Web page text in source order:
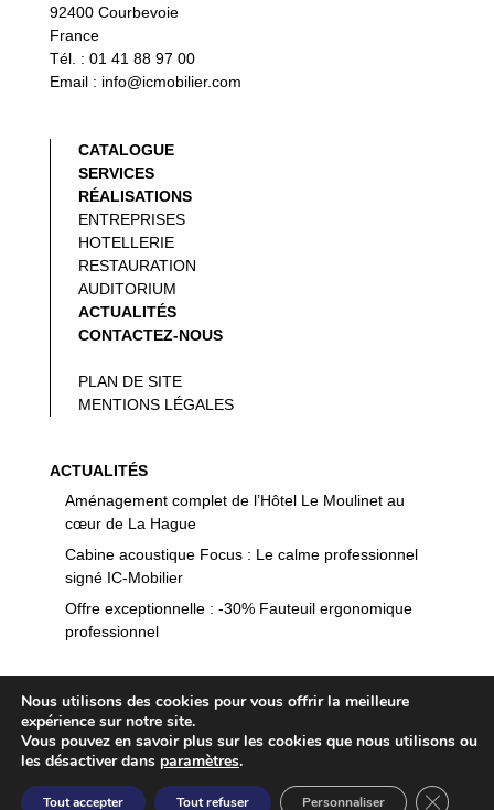
92400 Courbevoie
France
Tél. : 01 41 88 97 00
Email : info@icmobilier.com
CATALOGUE
SERVICES
RÉALISATIONS
ENTREPRISES
HOTELLERIE
RESTAURATION
AUDITORIUM
ACTUALITÉS
CONTACTEZ-NOUS
PLAN DE SITE
MENTIONS LÉGALES
ACTUALITÉS
Aménagement complet de l’Hôtel Le Moulinet au
cœur de La Hague
Cabine acoustique Focus : Le calme professionnel
signé IC-Mobilier
Offre exceptionnelle : -30% Fauteuil ergonomique
professionnel

© IC MOBILIER 2026 - RéalisationNetsulting, agence
Nous utilisons des cookies pour vous offrir la meilleure
expérience sur notre site.
Vous pouvez en savoir plus sur les cookies que nous utilisons ou
les désactiver dans paramètres.
Tout accepter Tout refuser Personnaliser Fermer